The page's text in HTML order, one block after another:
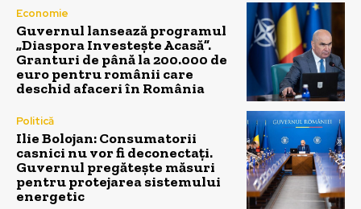
Economie
Guvernul lansează programul
„Diaspora Investește Acasă”.
Granturi de până la 200.000 de
euro pentru românii care
deschid afaceri în România
Politică
Ilie Bolojan: Consumatorii
casnici nu vor fi deconectați.
Guvernul pregătește măsuri
pentru protejarea sistemului
energetic